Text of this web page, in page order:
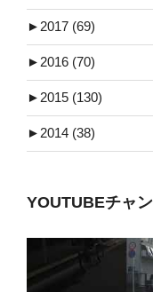
► 2017 (69)
► 2016 (70)
► 2015 (130)
► 2014 (38)
YOUTUBEチャ